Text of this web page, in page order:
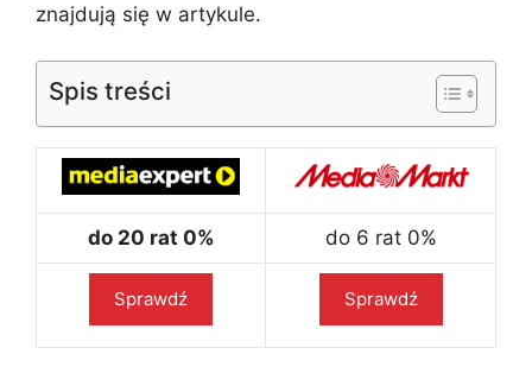
znajdują się w artykule.
Spis treści
do 20 rat 0% do 6 rat 0%
Sprawdź Sprawdź